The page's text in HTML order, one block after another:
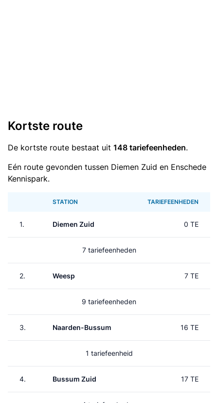
Kortste route
De kortste route bestaat uit 148 tariefeenheden.
Eén route gevonden tussen Diemen Zuid en Enschede
Kennispark.
STATION TARIEFEENHEDEN
1. Diemen Zuid 0 TE
7 tariefeenheden
2. Weesp 7 TE
9 tariefeenheden
3. Naarden-Bussum 16 TE
1 tariefeenheid
4. Bussum Zuid 17 TE